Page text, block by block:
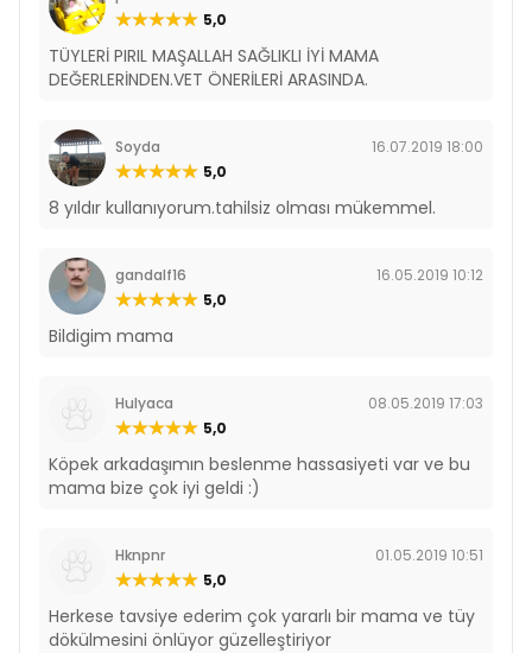
5,0
TÜYLERİ PIRIL MAŞALLAH SAĞLIKLI İYİ MAMA
DEĞERLERİNDEN.VET ÖNERİLERİ ARASINDA.
Soyda
16.07.2019 18:00
5,0
8 yıldır kullanıyorum.tahilsiz olması mükemmel.
gandalf16
16.05.2019 10:12
5,0
Bildigim mama
Hulyaca
08.05.2019 17:03
5,0
Köpek arkadaşımın beslenme hassasiyeti var ve bu
mama bize çok iyi geldi :)
Hknpnr
01.05.2019 10:51
5,0
Herkese tavsiye ederim çok yararlı bir mama ve tüy
dökülmesini önlüyor güzelleştiriyor